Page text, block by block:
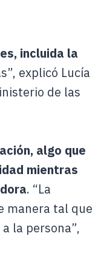
incluida la
explicó Lucía
de las
algo que
mientras
. “La
manera tal que
la persona”,